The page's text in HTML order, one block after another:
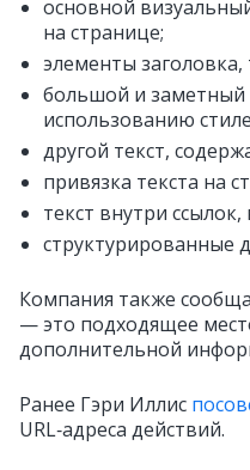
основной
на странице;
элементы заголовка,
большой и заметный
использованию
другой текст,
привязка текста на
текст внутри
структурированные
Компания также
— это подходящее
дополнительной
Ранее Гэри Иллис
URL‑адреса действий.